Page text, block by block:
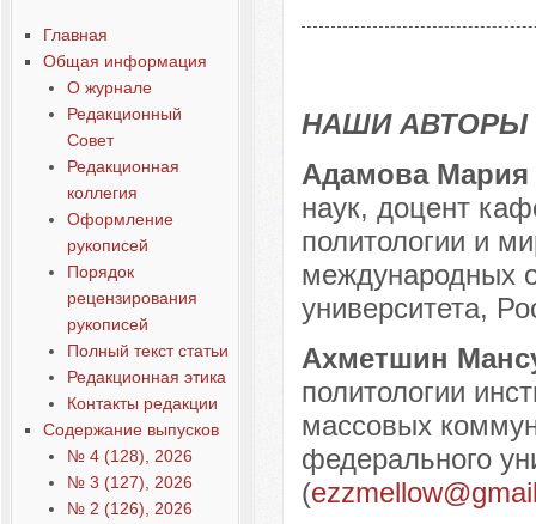
Наши авторы № 7-2018
Главная
Общая информация
О журнале
Редакционный
Совет
Редакционная
коллегия
Оформление
рукописей
Порядок
рецензирования
рукописей
Полный текст статьи
Редакционная этика
Контакты редакции
Содержание выпусков
№ 4 (128), 2026
№ 3 (127), 2026
№ 2 (126), 2026
НАШИ АВТОРЫ
Адамова
наук, доцент
политологии и
международных
университета,
Ахметшин
политологии
массовых
федерального
(